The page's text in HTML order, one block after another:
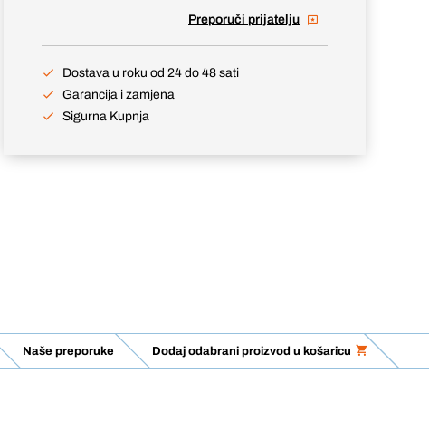
Preporuči prijatelju
Dostava u roku od 24 do 48 sati
Garancija i zamjena
Sigurna Kupnja
Naše preporuke Dodaj odabrani proizvod u košaricu